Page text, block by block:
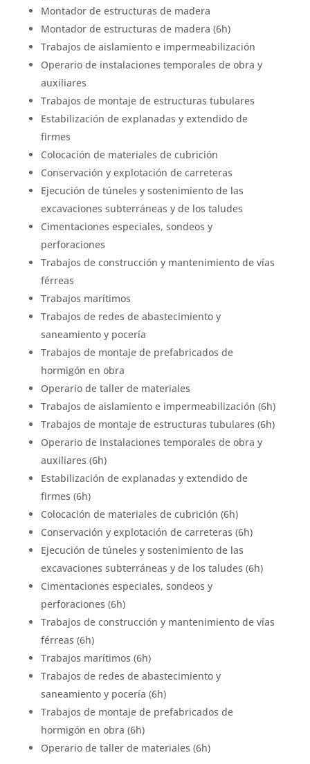
Montador de estructuras de madera
Montador de estructuras de madera (6h)
Trabajos de aislamiento e impermeabilización
Operario de instalaciones temporales de obra y
auxiliares
Trabajos de montaje de estructuras tubulares
Estabilización de explanadas y extendido de
firmes
Colocación de materiales de cubrición
Conservación y explotación de carreteras
Ejecución de túneles y sostenimiento de las
excavaciones subterráneas y de los taludes
Cimentaciones especiales, sondeos y
perforaciones
Trabajos de construcción y mantenimiento de vías
férreas
Trabajos marítimos
Trabajos de redes de abastecimiento y
saneamiento y pocería
Trabajos de montaje de prefabricados de
hormigón en obra
Operario de taller de materiales
Trabajos de aislamiento e impermeabilización (6h)
Trabajos de montaje de estructuras tubulares (6h)
Operario de instalaciones temporales de obra y
auxiliares (6h)
Estabilización de explanadas y extendido de
firmes (6h)
Colocación de materiales de cubrición (6h)
Conservación y explotación de carreteras (6h)
Ejecución de túneles y sostenimiento de las
excavaciones subterráneas y de los taludes (6h)
Cimentaciones especiales, sondeos y
perforaciones (6h)
Trabajos de construcción y mantenimiento de vías
férreas (6h)
Trabajos marítimos (6h)
Trabajos de redes de abastecimiento y
saneamiento y pocería (6h)
Trabajos de montaje de prefabricados de
hormigón en obra (6h)
Operario de taller de materiales (6h)